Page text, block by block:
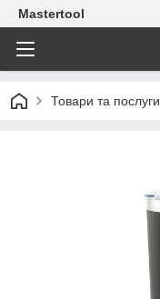
Mastertool
Товари та послуги